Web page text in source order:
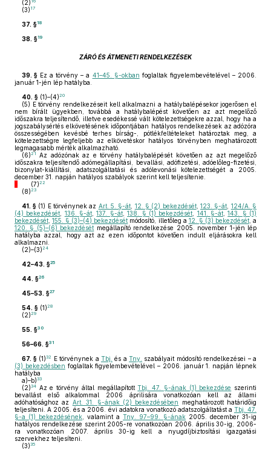
(2)
(3) 17
37. §18
38. §19
ZÁRÓ ÉS ÁTMENETI RENDELKEZÉSEK
39. § Ez a törvény – a 41–45. §-okban foglaltak figyelembevételével – 2006.
január 1-jén lép hatályba.
40. § (1)–(4)20
(5) E törvény rendelkezéseit kell alkalmazni a hatálybalépésekor jogerősen el
nem bírált ügyekben, továbbá a hatálybalépést követően az azt megelőző
időszakra teljesítendő, illetve esedékessé vált kötelezettségekre azzal, hogy ha a
jogszabálysértés elkövetésének időpontjában hatályos rendelkezések az adózóra
összességében kevésbé terhes bírság-, pótlékfeltételeket határoztak meg, a
kötelezettségre legfeljebb az elkövetéskor hatályos törvényben meghatározott
legmagasabb mérték alkalmazható.
(6)21
Az adózónak az e törvény hatálybalépését követően az azt megelőző
időszakra teljesítendő adómegállapítási, bevallási, adófizetési, adóelőleg-fizetési,
bizonylat-kiállítási, adatszolgáltatási és adólevonási kötelezettségét a 2005.
december 31. napján hatályos szabályok szerint kell teljesítenie.
(7)22
(8)23
41. § (1) E törvénynek az Art. 5. §-át 12. § (2) bekezdését,123. §-át 124/A. §
(4) bekezdését
136. §-át ,137. §-át,138. § (1) bekezdését 141. §-át,143. § (1)
bekezdését ,155. § (3)–(4) bekezdését módosító, illetőleg a 12. § (3) bekezdését, a
120. § (5)–(6) bekezdését megállapító rendelkezése 2005. november 1-jén lép
hatályba azzal, hogy azt az ezen időpontot követően indult eljárásokra kell
alkalmazni.
(2)–(3)24
42–43. §25
44. §26
45–53. §27
54. § (1)28
(2)29
55. §30
56–66. §31
67. § (1)32 E törvénynek a Tbj. és aTny. szabályait módosító rendelkezései – a
(3) bekezdésben foglaltak figyelembevételével – 2006. január 1. napján lépnek
hatályba
a)–b)33
(2)34 Az e törvény által megállapítottTbj. 47. §-ának (1) bekezdése szerinti
bevallást első alkalommal 2006 áprilisára vonatkozóan kell az állami
adóhatósághoz az Art. 31. §-ának (2) bekezdésében
meghatározott határidőig
teljesíteni. A 2005. és a 2006. évi adatokra vonatkozó adatszolgáltatást a Tbj. 47.
§-a (1) bekezdésének , valamint a Tny. 97–99. §-ának 2005. december 31-ig
hatályos rendelkezése szerint 2005-re vonatkozóan 2006. április 30-ig, 2006-
ra vonatkozóan 2007. április 30-ig kell a nyugdíjbiztosítási igazgatási
szervekhez teljesíteni.
(3)35